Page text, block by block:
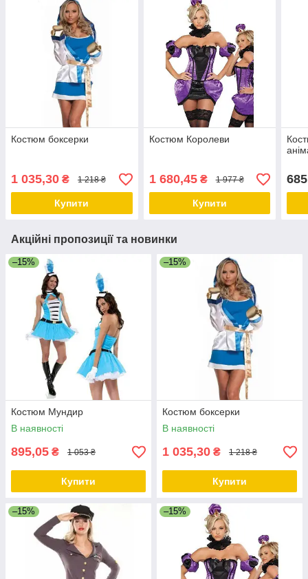
Костюм боксерки
1 035,30 ₴ 1 218 ₴
Купити
Костюм Королеви
1 680,45₴ 1 977 ₴
Купити
685
Акційні пропозиції та новинки
–15%
Костюм Мундир
В наявності
895,05 ₴ 1 053 ₴
Купити
–15%
Костюм боксерки
В наявності
1 035,30 ₴ 1 218 ₴
Купити
–15% –15%